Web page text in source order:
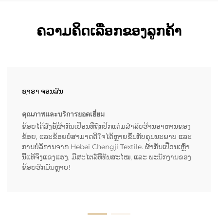
ຄວາມຄິດເລືອກຂອງລູກຄ້າ
ຊາຣາ ຈອນສັນ
คุณภาพและบริการยอดเยี่ยม
ຂ້ອຍໄດ້ສັ່ງຊື້ຜ້າກັນເປື່ອນທີ່ຖືກປັກແຕ່ມສຳລັບຮ້ານອາຫານຂອງ
ຂ້ອຍ, ແລະຂ້ອຍບໍ່ສາມາດດີໃຈໄດ້ຫຼາຍຂຶ້ນກັບຄຸນນະພາບ ແລະ
ການບໍລິການຈາກ Hebei Chengji Textile. ຜ້າກັນເປື່ອນເຫຼົ່າ
ນີ້ແທ້ຈິງແຂງແຮງ, ມີສະໄຕລ໌ທີ່ທັນສະໄໝ, ແລະ ພະນັກງານຂອງ
ຂ້ອຍຮັກມັນຫຼາຍ!